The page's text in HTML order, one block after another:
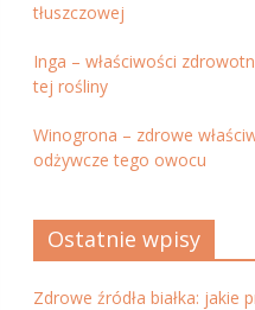
tłuszczowej
Inga – właściwości
tej rośliny
Winogrona – zdrowe
odżywcze tego owocu
Ostatnie wpisy
Zdrowe źródła białka: jakie